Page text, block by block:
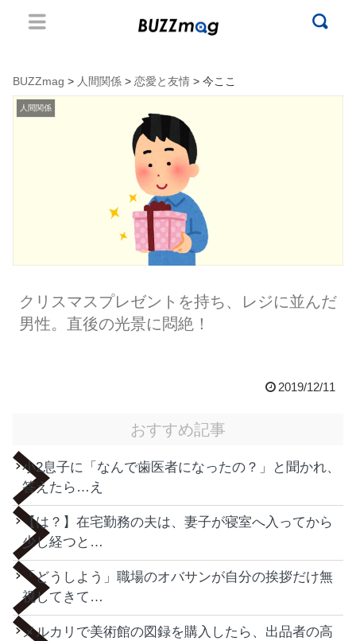
BUZZmag > 人間関係 > 恋愛と友情 > 今ここ
人間関係
クリスマスプレゼントを持ち、レジに並んだ
男性。直後の光景に悶絶！
2019/12/11
おすすめ記事
小2息子に「なんで歯医者になったの？」と聞かれ、
答えたら…え
【は？】在宅勤務の夫は、妻子が寝室へ入ってから
少し経つと…
「どうしよう」職場のオバサンが自分の挨拶だけ無
視してきて…
メルカリで美術館の図録を購入したら、出品者の高